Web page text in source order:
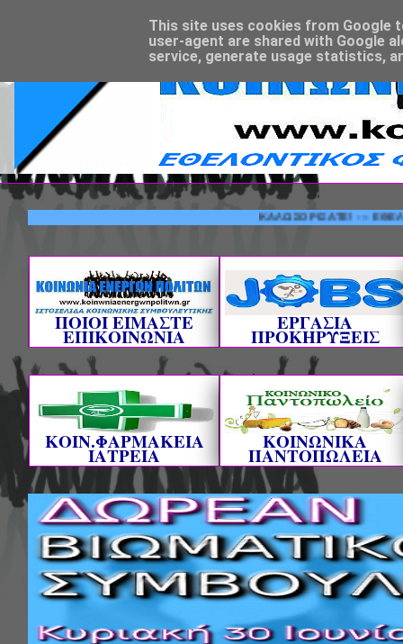
ΚΑΛΩΣΟΡΙΣΑΤΕ! ---
ΠΟΙΟΙ ΕΙΜΑΣΤΕ
ΕΠΙΚΟΙΝΩΝΙΑ
ΕΡΓΑΣΙΑ
ΠΡΟΚΗΡΥΞΕΙΣ
ΚΟΙΝ.ΦΑΡΜΑΚΕΙΑ
ΙΑΤΡΕΙΑ
ΚΟΙΝΩΝΙΚΑ
ΠΑΝΤΟΠΩΛΕΙΑ
This site uses cookies from Google
user-agent are shared with Google
service, generate usage statistics,